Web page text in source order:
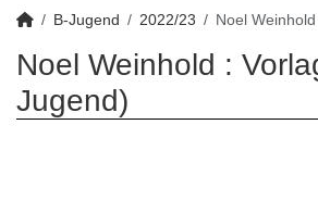
B-Jugend 2022/23 Noel Weinhold
Noel Weinhold :
Jugend)